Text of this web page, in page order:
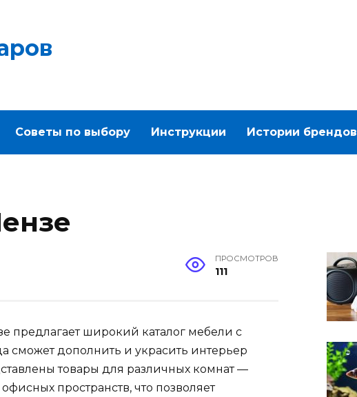
Советы по выбору Инструкции Истории брендов
ПРОСМОТРОВ
111
предлагает широкий каталог мебели с
сможет дополнить и украсить интерьер
товары для различных комнат —
пространств, что позволяет